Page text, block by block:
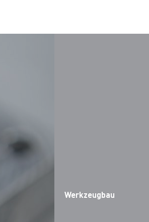
Werkzeugbau